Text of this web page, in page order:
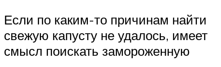
Если по каким-то причинам найти
свежую капусту не удалось, имеет
смысл поискать замороженную